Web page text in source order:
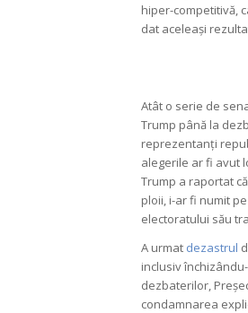
hiper-competitivă,
dat aceleași
Atât o serie de
Trump până la
reprezentanți
alegerile ar fi avut
Trump a raportat
ploii, i-ar fi numit
electoratului său
A urmat dezastrul
inclusiv
dezbaterilor,
condamnarea